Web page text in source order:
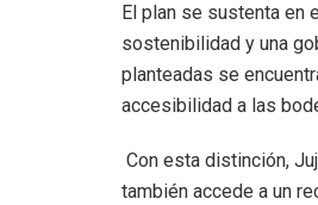
El plan se sustenta en
sostenibilidad y una
planteadas se
accesibilidad a las
Con esta distinción,
también accede a un